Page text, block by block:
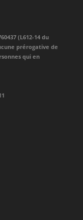
(L612-14 du
prérogative de
qui en